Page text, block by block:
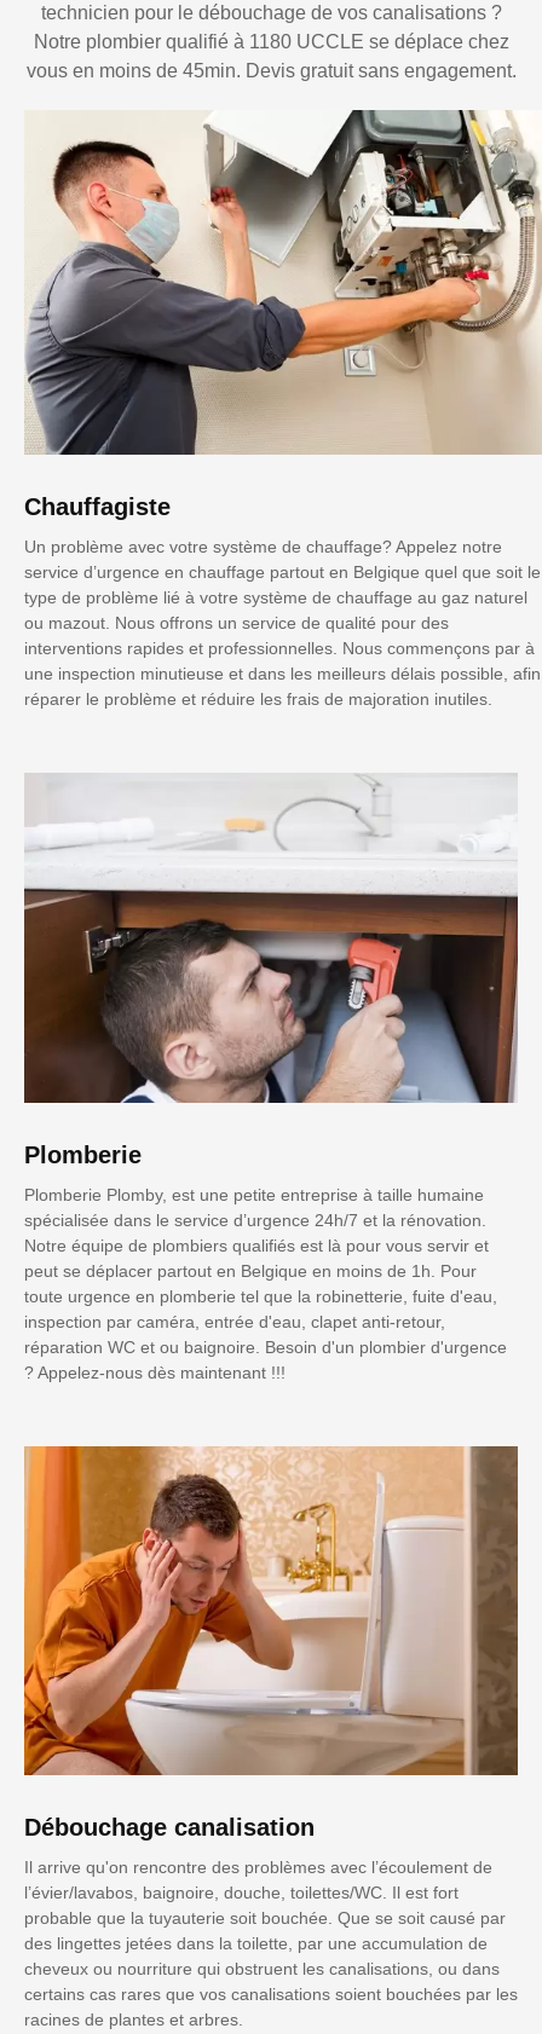
technicien pour le débouchage de vos canalisations ?
Notre plombier qualifié à 1180 UCCLE se déplace chez
vous en moins de 45min. Devis gratuit sans engagement.
Chauffagiste
Un problème avec votre système de chauffage? Appelez notre
service d’urgence en chauffage partout en Belgique quel que soit le
type de problème lié à votre système de chauffage au gaz naturel
ou mazout. Nous offrons un service de qualité pour des
interventions rapides et professionnelles. Nous commençons par à
une inspection minutieuse et dans les meilleurs délais possible, afin
réparer le problème et réduire les frais de majoration inutiles.
Plomberie
Plomberie Plomby, est une petite entreprise à taille humaine
spécialisée dans le service d’urgence 24h/7 et la rénovation.
Notre équipe de plombiers qualifiés est là pour vous servir et
peut se déplacer partout en Belgique en moins de 1h. Pour
toute urgence en plomberie tel que la robinetterie, fuite d'eau,
inspection par caméra, entrée d'eau, clapet anti-retour,
réparation WC et ou baignoire. Besoin d'un plombier d'urgence
? Appelez-nous dès maintenant !!!
Débouchage canalisation
Il arrive qu'on rencontre des problèmes avec l’écoulement de
l’évier/lavabos, baignoire, douche, toilettes/WC. Il est fort
probable que la tuyauterie soit bouchée. Que se soit causé par
des lingettes jetées dans la toilette, par une accumulation de
cheveux ou nourriture qui obstruent les canalisations, ou dans
certains cas rares que vos canalisations soient bouchées par les
racines de plantes et arbres.